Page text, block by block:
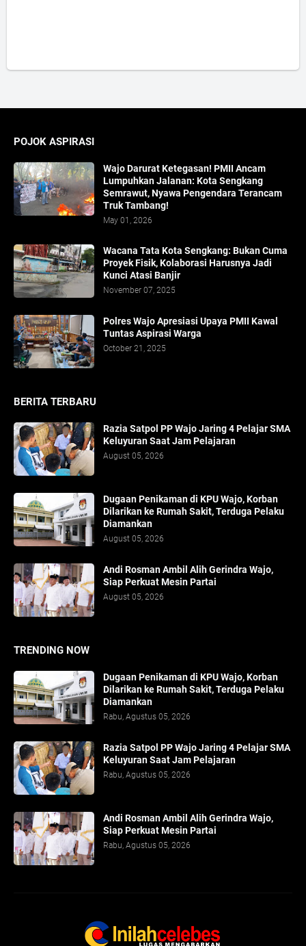
POJOK ASPIRASI
Wajo Darurat Ketegasan! PMII Ancam
Lumpuhkan Jalanan: Kota Sengkang
Semrawut, Nyawa Pengendara Terancam
Truk Tambang!
May 01, 2026
​Wacana Tata Kota Sengkang: Bukan Cuma
Proyek Fisik, Kolaborasi Harusnya Jadi
Kunci Atasi Banjir
November 07, 2025
Polres Wajo Apresiasi Upaya PMII Kawal
Tuntas Aspirasi Warga
October 21, 2025
BERITA TERBARU
Razia Satpol PP Wajo Jaring 4 Pelajar SMA
Keluyuran Saat Jam Pelajaran
August 05, 2026
Dugaan Penikaman di KPU Wajo, Korban
Dilarikan ke Rumah Sakit, Terduga Pelaku
Diamankan
August 05, 2026
Andi Rosman Ambil Alih Gerindra Wajo,
Siap Perkuat Mesin Partai
August 05, 2026
TRENDING NOW
Dugaan Penikaman di KPU Wajo, Korban
Dilarikan ke Rumah Sakit, Terduga Pelaku
Diamankan
Rabu, Agustus 05, 2026
Razia Satpol PP Wajo Jaring 4 Pelajar SMA
Keluyuran Saat Jam Pelajaran
Rabu, Agustus 05, 2026
Andi Rosman Ambil Alih Gerindra Wajo,
Siap Perkuat Mesin Partai
Rabu, Agustus 05, 2026